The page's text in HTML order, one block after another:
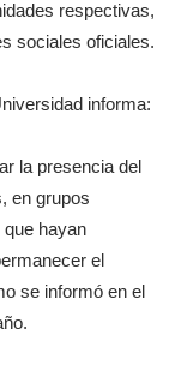
respectivas,
sociales oficiales.
informa:
la presencia del
en grupos
hayan
el
se informó en el